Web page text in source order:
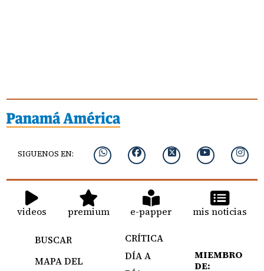
SIGUENOS EN:
videos premium e-papper mis noticias
BUSCAR
MAPA DEL
CRÍTICA
DÍA A
MIEMBRO
DE: